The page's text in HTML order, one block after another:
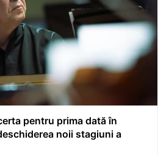
pentru prima dată în
noii stagiuni a